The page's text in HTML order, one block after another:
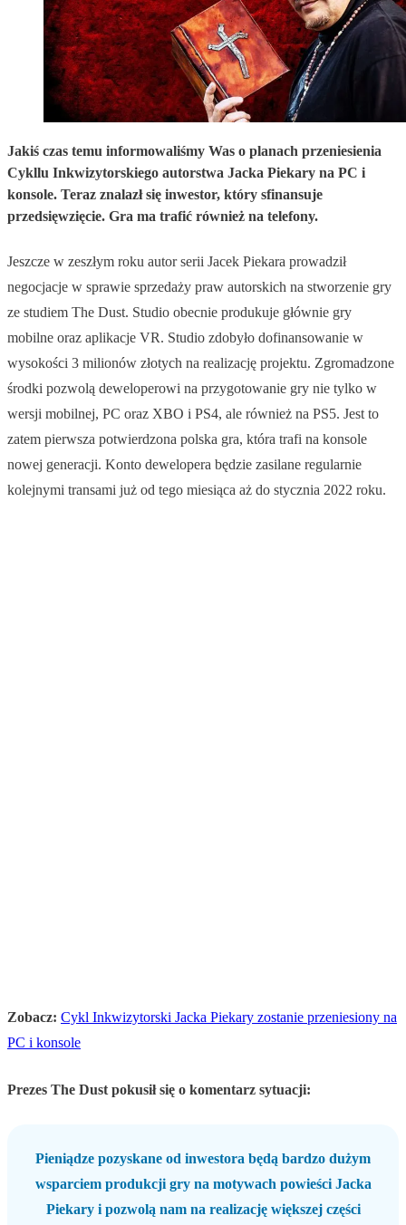
Jakiś czas temu informowaliśmy Was o planach przeniesienia
Cykllu Inkwizytorskiego autorstwa Jacka Piekary na PC i
konsole. Teraz znalazł się inwestor, który sfinansuje
przedsięwzięcie. Gra ma trafić również na telefony.
Jeszcze w zeszłym roku autor serii Jacek Piekara prowadził
negocjacje w sprawie sprzedaży praw autorskich na stworzenie gry
ze studiem The Dust. Studio obecnie produkuje głównie gry
mobilne oraz aplikacje VR. Studio zdobyło dofinansowanie w
wysokości 3 milionów złotych na realizację projektu. Zgromadzone
środki pozwolą deweloperowi na przygotowanie gry nie tylko w
wersji mobilnej, PC oraz XBO i PS4, ale również na PS5. Jest to
zatem pierwsza potwierdzona polska gra, która trafi na konsole
nowej generacji. Konto dewelopera będzie zasilane regularnie
kolejnymi transami już od tego miesiąca aż do stycznia 2022 roku.
Zobacz: Cykl Inkwizytorski Jacka Piekary zostanie przeniesiony na
PC i konsole
Prezes The Dust pokusił się o komentarz sytuacji:
Pieniądze pozyskane od inwestora będą bardzo dużym
wsparciem produkcji gry na motywach powieści Jacka
Piekary i pozwolą nam na realizację większej części